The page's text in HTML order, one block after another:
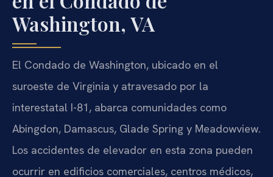
Washington, VA
El Condado de Washington, ubicado en el
suroeste de Virginia y atravesado por la
interestatal I-81, abarca comunidades como
Abingdon, Damascus, Glade Spring y Meadowview.
Los accidentes de elevador en esta zona pueden
ocurrir en edificios comerciales, centros médicos,